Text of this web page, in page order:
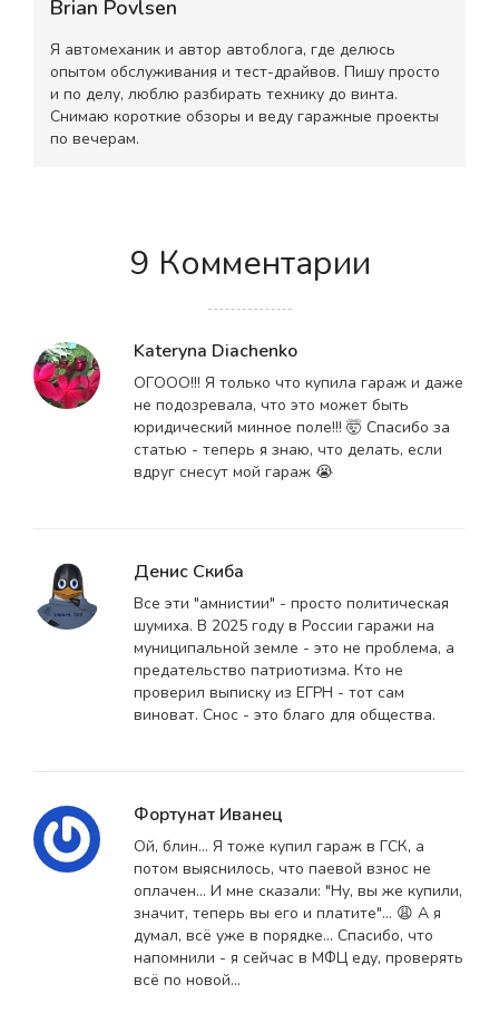
Brian Povlsen
Я автомеханик и автор автоблога, где делюсь
опытом обслуживания и тест-драйвов. Пишу просто
и по делу, люблю разбирать технику до винта.
Снимаю короткие обзоры и веду гаражные проекты
по вечерам.
9 Комментарии
Kateryna Diachenko
ОГООО!!! Я только что купила гараж и даже
не подозревала, что это может быть
юридический минное поле!!! 🤯 Спасибо за
статью - теперь я знаю, что делать, если
вдруг снесут мой гараж 😭
Денис Скиба
Все эти "амнистии" - просто политическая
шумиха. В 2025 году в России гаражи на
муниципальной земле - это не проблема, а
предательство патриотизма. Кто не
проверил выписку из ЕГРН - тот сам
виноват. Снос - это благо для общества.
Фортунат Иванец
Ой, блин... Я тоже купил гараж в ГСК, а
потом выяснилось, что паевой взнос не
оплачен... И мне сказали: "Ну, вы же купили,
значит, теперь вы его и платите"... 😩 А я
думал, всё уже в порядке... Спасибо, что
напомнили - я сейчас в МФЦ еду, проверять
всё по новой...